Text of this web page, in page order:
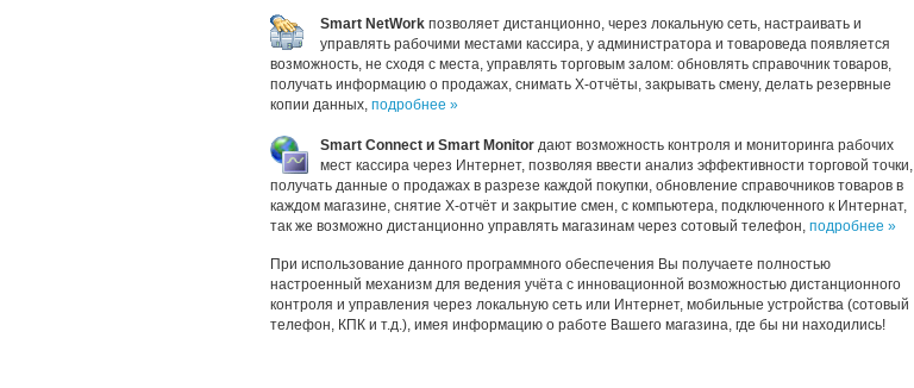
Smart NetWork позволяет дистанционно, через локальную сеть, настраивать и
управлять рабочими местами кассира, у администратора и товароведа появляется
возможность, не сходя с места, управлять торговым залом: обновлять справочник товаров,
получать информацию о продажах, снимать X-отчёты, закрывать смену, делать резервные
копии данных, подробнее »
Smart Connect и Smart Monitor дают возможность контроля и мониторинга рабочих
мест кассира через Интернет, позволяя ввести анализ эффективности торговой точки,
получать данные о продажах в разрезе каждой покупки, обновление справочников товаров в
каждом магазине, снятие X-отчёт и закрытие смен, с компьютера, подключенного к Интернат,
так же возможно дистанционно управлять магазинам через сотовый телефон, подробнее »
При использование данного программного обеспечения Вы получаете полностью
настроенный механизм для ведения учёта с инновационной возможностью дистанционного
контроля и управления через локальную сеть или Интернет, мобильные устройства (сотовый
телефон, КПК и т.д.), имея информацию о работе Вашего магазина, где бы ни находились!